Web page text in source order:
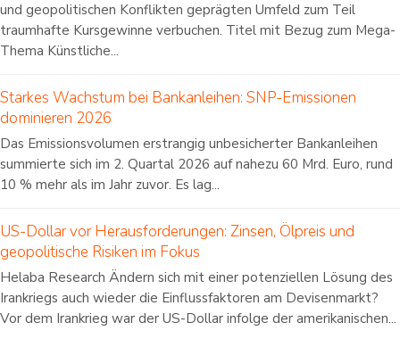
und geopolitischen Konflikten geprägten Umfeld zum Teil
traumhafte Kursgewinne verbuchen. Titel mit Bezug zum Mega-
Thema Künstliche...
Starkes Wachstum bei Bankanleihen: SNP-Emissionen
dominieren 2026
Das Emissionsvolumen erstrangig unbesicherter Bankanleihen
summierte sich im 2. Quartal 2026 auf nahezu 60 Mrd. Euro, rund
10 % mehr als im Jahr zuvor. Es lag...
US-Dollar vor Herausforderungen: Zinsen, Ölpreis und
geopolitische Risiken im Fokus
Helaba Research Ändern sich mit einer potenziellen Lösung des
Irankriegs auch wieder die Einflussfaktoren am Devisenmarkt?
Vor dem Irankrieg war der US-Dollar infolge der amerikanischen...